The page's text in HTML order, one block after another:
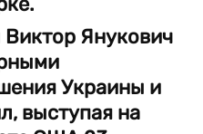
Янукович
Украины и
выступая на